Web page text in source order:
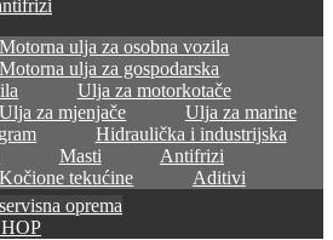
Motorna ulja za osobna vozila
Motorna ulja za gospodarska
Ulja za motorkotače
Ulja za mjenjače
Ulja za marine
Hidraulička i industrijska
Masti
Antifrizi
Kočione tekućine
Aditivi
oprema